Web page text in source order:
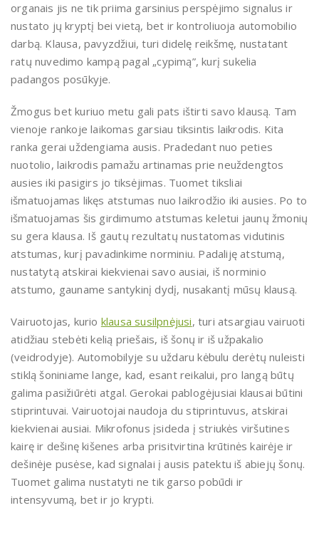
organais jis ne tik priima garsinius perspėjimo signalus ir
nustato jų kryptį bei vietą, bet ir kontroliuoja automobilio
darbą. Klausa, pavyzdžiui, turi didelę reikšmę, nustatant
ratų nuvedimo kampą pagal „cypimą”, kurį sukelia
padangos posūkyje.
Žmogus bet kuriuo metu gali pats ištirti savo klausą. Tam
vienoje rankoje laikomas garsiau tiksintis laikrodis. Kita
ranka gerai uždengiama ausis. Pradedant nuo peties
nuotolio, laikrodis pamažu artinamas prie neuždengtos
ausies iki pasigirs jo tiksėjimas. Tuomet tiksliai
išmatuojamas likęs atstumas nuo laikrodžio iki ausies. Po to
išmatuojamas šis girdimumo atstumas keletui jaunų žmonių
su gera klausa. Iš gautų rezultatų nustatomas vidutinis
atstumas, kurį pavadinkime norminiu. Padaliję atstumą,
nustatytą atskirai kiekvienai savo ausiai, iš norminio
atstumo, gauname santykinį dydį, nusakantį mūsų klausą.
Vairuotojas, kurio klausa susilpnėjusi, turi atsargiau vairuoti
atidžiau stebėti kelią priešais, iš šonų ir iš užpakalio
(veidrodyje). Automobilyje su uždaru kėbulu derėtų nuleisti
stiklą šoniniame lange, kad, esant reikalui, pro langą būtų
galima pasižiūrėti atgal. Gerokai pablogėjusiai klausai būtini
stiprintuvai. Vairuotojai naudoja du stiprintuvus, atskirai
kiekvienai ausiai. Mikrofonus įsideda į striukės viršutines
kairę ir dešinę kišenes arba prisitvirtina krūtinės kairėje ir
dešinėje pusėse, kad signalai į ausis patektu iš abiejų šonų.
Tuomet galima nustatyti ne tik garso pobūdi ir
intensyvumą, bet ir jo krypti.